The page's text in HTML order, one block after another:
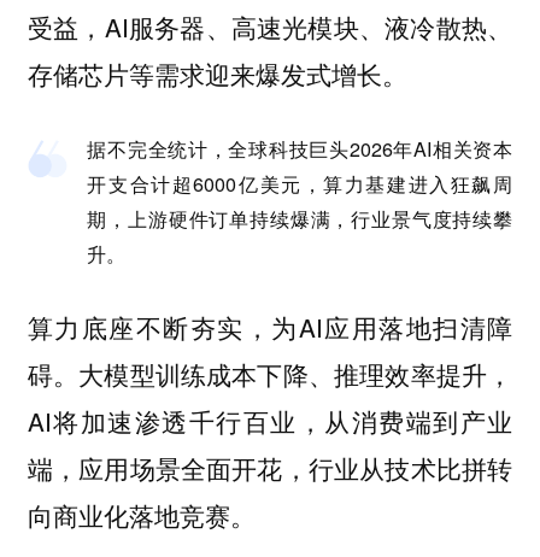
受益，AI服务器、高速光模块、液冷散热、
存储芯片等需求迎来爆发式增长。
据不完全统计，全球科技巨头2026年AI相关资本
开支合计超6000亿美元，算力基建进入狂飙周
期，上游硬件订单持续爆满，行业景气度持续攀
升。
算力底座不断夯实，为AI应用落地扫清障
碍。大模型训练成本下降、推理效率提升，
AI将加速渗透千行百业，从消费端到产业
端，应用场景全面开花，行业从技术比拼转
向商业化落地竞赛。